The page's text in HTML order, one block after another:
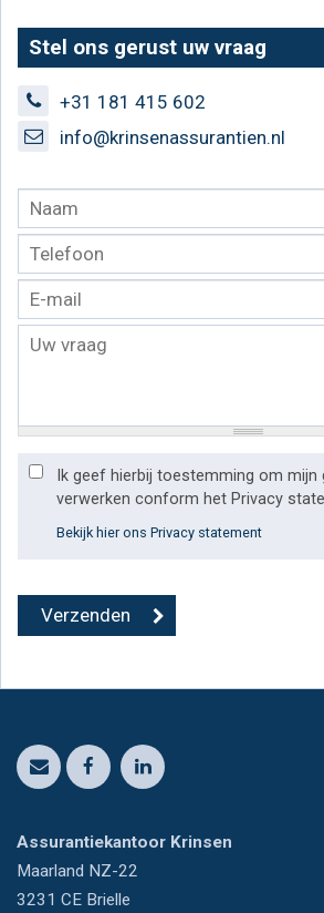
Stel ons gerust uw vraag
+31 181 415 602
info@krinsenassurantien.nl
Ik geef hierbij toestemming om mijn
verwerken conform het Privacy
Bekijk hier ons Privacy statement
Assurantiekantoor Krinsen
Maarland NZ-22
3231 CE Brielle